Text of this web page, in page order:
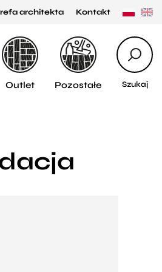
architekta Kontakt
Szukaj
Outlet Pozostałe